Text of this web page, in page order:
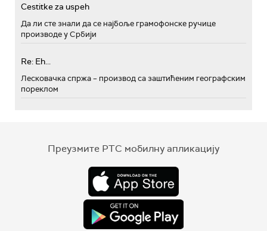
Cestitke za uspeh
Да ли сте знали да се најбоље грамофонске ручице
производе у Србији
Re: Eh...
Лесковачка спржа – производ са заштићеним географским
пореклом
Преузмите РТС мобилну апликацију